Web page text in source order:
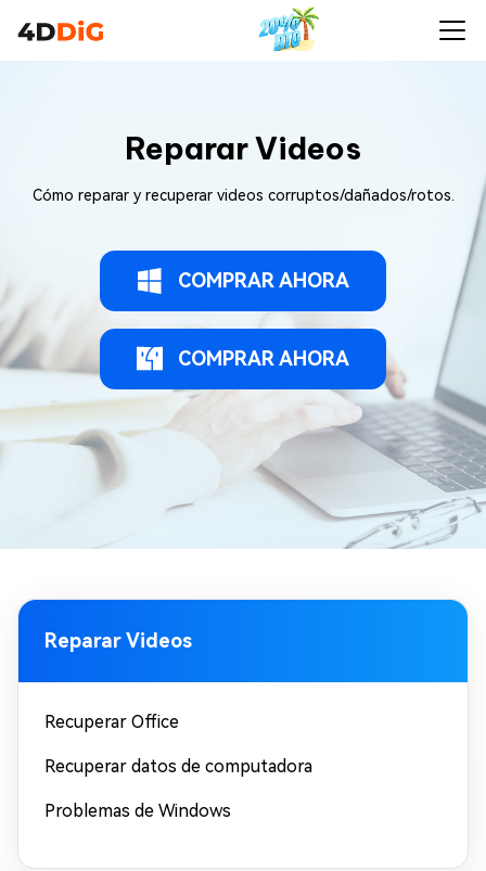
Reparar Videos
Cómo reparar y recuperar videos corruptos/dañados/rotos.
COMPRAR AHORA
COMPRAR AHORA
Reparar Videos
Recuperar Office
Recuperar datos de computadora
Problemas de Windows